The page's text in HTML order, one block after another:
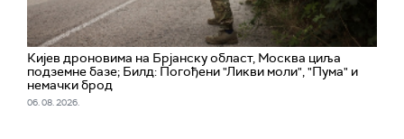
Кијев дроновима на Брјанску област, Москва циља
подземне базе; Билд: Погођени "Ликви моли", "Пума" и
немачки брод
06. 08. 2026.